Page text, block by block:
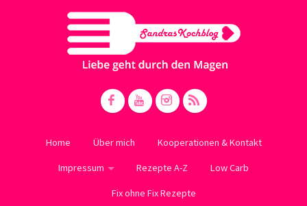
Home Über mich Kooperationen & Kontakt
Impressum Rezepte A-Z Low Carb
Fix ohne Fix Rezepte